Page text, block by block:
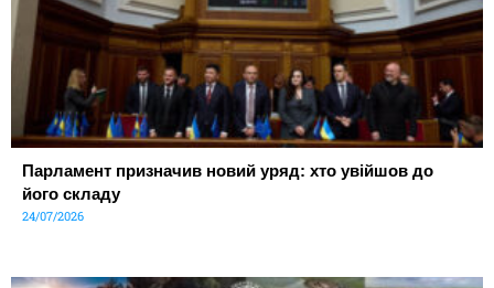
Парламент призначив новий уряд: хто увійшов до
його складу
24/07/2026